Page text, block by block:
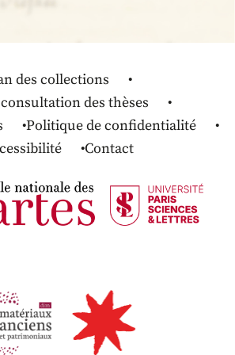
des collections
des thèses
Politique de confidentialité
Contact